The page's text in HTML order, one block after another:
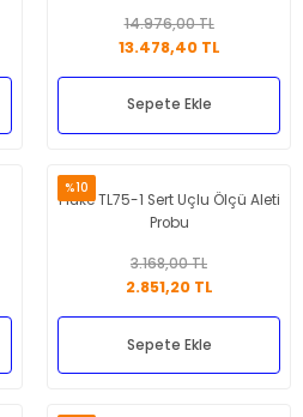
14.976,00 TL
13.478,40 TL
Sepete Ekle
%10
Fluke TL75-1 Sert Uçlu Ölçü Aleti
Probu
3.168,00 TL
2.851,20 TL
Sepete Ekle